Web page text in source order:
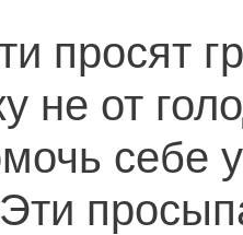
просят
не от
себе